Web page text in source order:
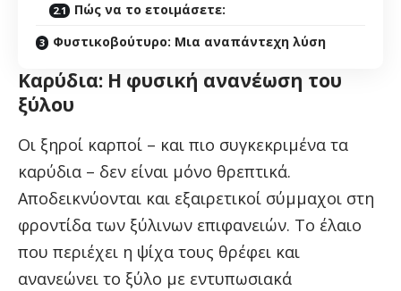
Πώς να το ετοιμάσετε:
Φυστικοβούτυρο: Μια αναπάντεχη λύση
Καρύδια: Η φυσική ανανέωση του
ξύλου
Οι ξηροί καρποί – και πιο συγκεκριμένα τα
καρύδια – δεν είναι μόνο θρεπτικά.
Αποδεικνύονται και εξαιρετικοί σύμμαχοι στη
φροντίδα των ξύλινων επιφανειών. Το έλαιο
που περιέχει η ψίχα τους θρέφει και
ανανεώνει το ξύλο με εντυπωσιακά